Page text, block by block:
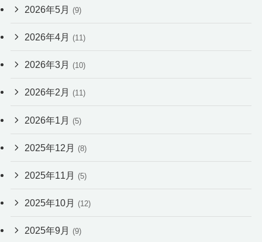
2026年5月 (9)
2026年4月 (11)
2026年3月 (10)
2026年2月 (11)
2026年1月 (5)
2025年12月 (8)
2025年11月 (5)
2025年10月 (12)
2025年9月 (9)